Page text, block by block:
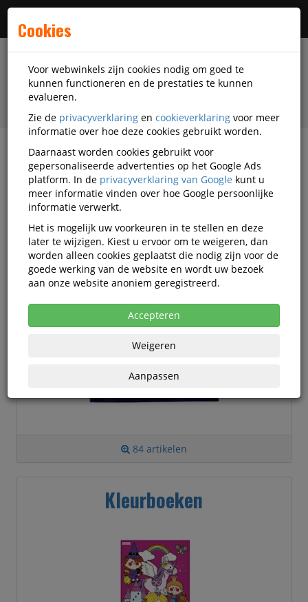
filter
Accessoires Schoolartikelen
Schoolartikelen
Etuis
84 artikelen
Kleurboeken
Cookies
Voor webwinkels zijn cookies nodig om goed te
kunnen functioneren en de prestaties te kunnen
evalueren.
Zie de privacyverklaring en cookieverklaring voor meer
informatie over hoe deze cookies gebruikt worden.
Daarnaast worden cookies gebruikt voor
gepersonaliseerde advertenties op het Google Ads
platform. In de privacyverklaring van Google kunt u
meer informatie vinden over hoe Google persoonlijke
informatie verwerkt.
Het is mogelijk uw voorkeuren in te stellen en deze
later te wijzigen. Kiest u ervoor om te weigeren, dan
worden alleen cookies geplaatst die nodig zijn voor de
goede werking van de website en wordt uw bezoek
aan onze website anoniem geregistreerd.
Accepteren
Weigeren
Aanpassen